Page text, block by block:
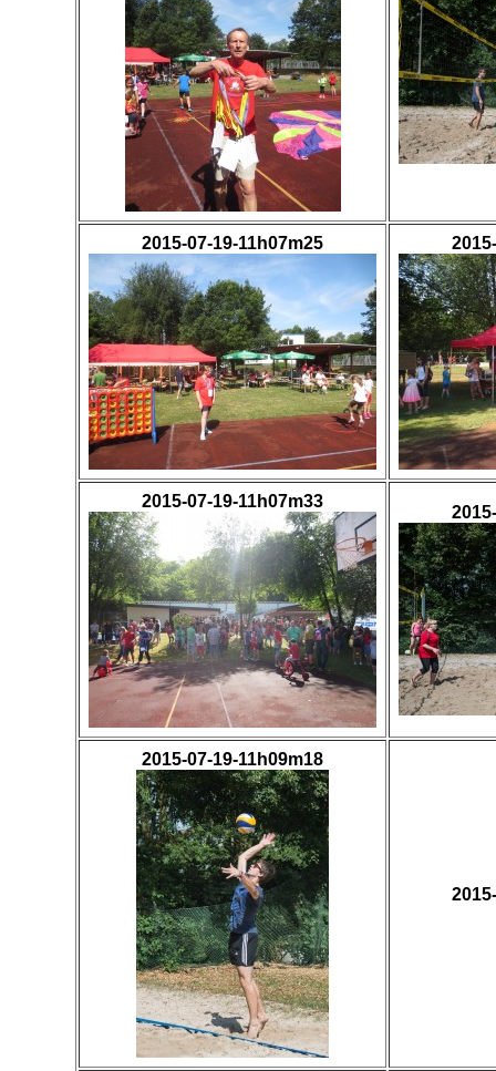
2015-07-19-11h07m25
2015-07-19-11h07m33
2015-07-19-11h09m18